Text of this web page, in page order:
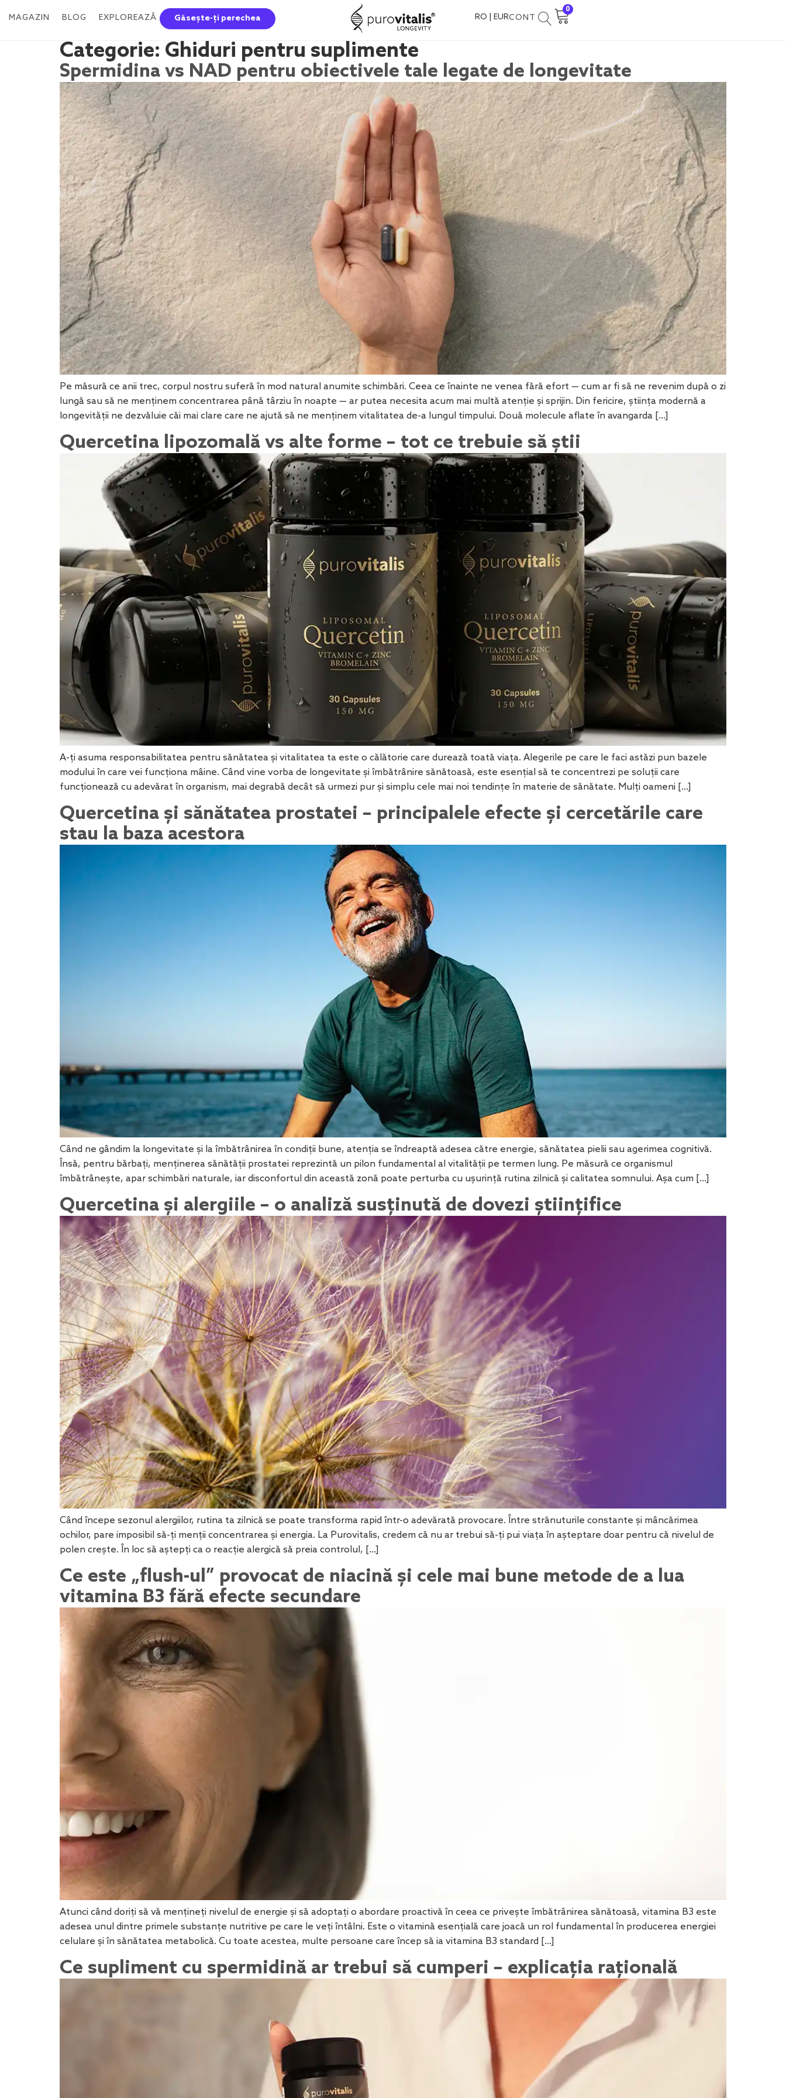
MAGAZIN BLOG EXPLOREAZĂ Găsește-ți perechea RO | EURCONT
0
Categorie: Ghiduri pentru suplimente
Spermidina vs NAD pentru obiectivele tale legate de longevitate
Pe măsură ce anii trec, corpul nostru suferă în mod natural anumite schimbări. Ceea ce înainte ne venea fără efort — cum ar fi să ne revenim după o zi
lungă sau să ne menținem concentrarea până târziu în noapte — ar putea necesita acum mai multă atenție și sprijin. Din fericire, știința modernă a
longevității ne dezvăluie căi mai clare care ne ajută să ne menținem vitalitatea de-a lungul timpului. Două molecule aflate în avangarda […]
Quercetina lipozomală vs alte forme – tot ce trebuie să știi
A-ți asuma responsabilitatea pentru sănătatea și vitalitatea ta este o călătorie care durează toată viața. Alegerile pe care le faci astăzi pun bazele
modului în care vei funcționa mâine. Când vine vorba de longevitate și îmbătrânire sănătoasă, este esențial să te concentrezi pe soluții care
funcționează cu adevărat în organism, mai degrabă decât să urmezi pur și simplu cele mai noi tendințe în materie de sănătate. Mulți oameni […]
Quercetina și sănătatea prostatei – principalele efecte și cercetările care
stau la baza acestora
Când ne gândim la longevitate și la îmbătrânirea în condiții bune, atenția se îndreaptă adesea către energie, sănătatea pielii sau agerimea cognitivă.
Însă, pentru bărbați, menținerea sănătății prostatei reprezintă un pilon fundamental al vitalității pe termen lung. Pe măsură ce organismul
îmbătrânește, apar schimbări naturale, iar disconfortul din această zonă poate perturba cu ușurință rutina zilnică și calitatea somnului. Așa cum […]
Quercetina și alergiile – o analiză susținută de dovezi științifice
Când începe sezonul alergiilor, rutina ta zilnică se poate transforma rapid într-o adevărată provocare. Între strănuturile constante și mâncărimea
ochilor, pare imposibil să-ți menții concentrarea și energia. La Purovitalis, credem că nu ar trebui să-ți pui viața în așteptare doar pentru că nivelul de
polen crește. În loc să aștepți ca o reacție alergică să preia controlul, […]
Ce este „flush-ul” provocat de niacină și cele mai bune metode de a lua
vitamina B3 fără efecte secundare
Atunci când doriți să vă mențineți nivelul de energie și să adoptați o abordare proactivă în ceea ce privește îmbătrânirea sănătoasă, vitamina B3 este
adesea unul dintre primele substanțe nutritive pe care le veți întâlni. Este o vitamină esențială care joacă un rol fundamental în producerea energiei
celulare și în sănătatea metabolică. Cu toate acestea, multe persoane care încep să ia vitamina B3 standard […]
Ce supliment cu spermidină ar trebui să cumperi – explicația rațională